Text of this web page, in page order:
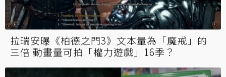
拉瑞安曝《柏德之門3》文本量為「魔戒」的
三倍 動畫量可拍「權力遊戲」16季？